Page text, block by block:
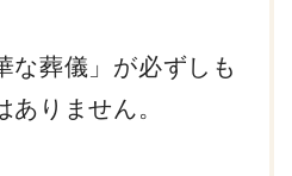
な葬儀」が必ずしも
りません。